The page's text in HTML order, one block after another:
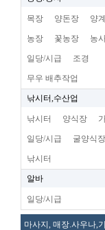
목장 양돈장 양
농장 꽃농장 농
일당/시급 조경
무우 배추작업
낚시터,수산업
낚시터 양식장
일당/시급 굴양식장
낚시터
알바
일당/시급
마사지, 매장.사우나,